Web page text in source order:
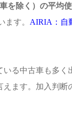
を除く）の平均
ます。 AIRIA：自
いる中古車も多く
ます。加入判断